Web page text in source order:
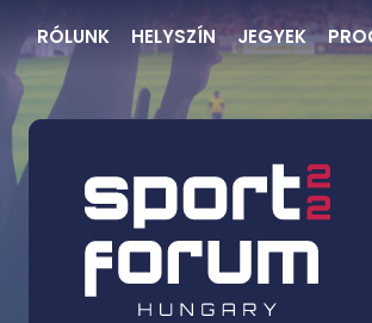
RÓLUNK HELYSZÍN JEGYEK